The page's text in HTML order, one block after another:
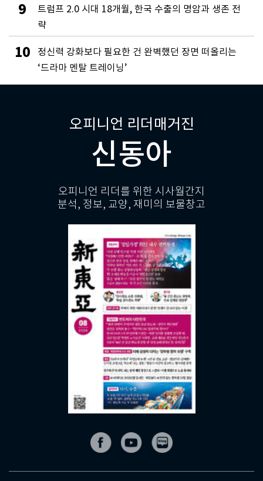
9
트럼프 2.0 시대 18개월, 한국 수출의 명암과 생존 전
략
10
정신력 강화보다 필요한 건 완벽했던 장면 떠올리는
‘드라마 멘탈 트레이닝’
오피니언 리더매거진
신동아
오피니언 리더를 위한 시사월간지
분석, 정보, 교양, 재미의 보물창고